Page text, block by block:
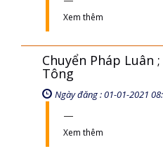
Xem thêm
Chuyển Pháp Luân
Tông
Ngày đăng : 01-01-2021
Xem thêm